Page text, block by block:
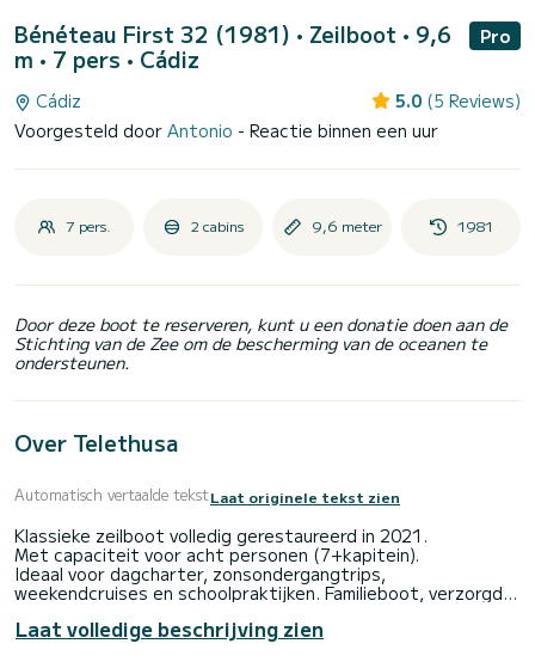
Bénéteau First 32 (1981) • Zeilboot • 9,6
m • 7 pers • Cádiz
Pro
Cádiz 5.0 (5 Reviews)
Voorgesteld door Antonio - Reactie binnen een uur
7 pers. 2 cabins 9,6 meter 1981
Door deze boot te reserveren, kunt u een donatie doen aan de
Stichting van de Zee om de bescherming van de oceanen te
ondersteunen.
Over Telethusa
Automatisch vertaalde tekstLaat originele tekst zien
Klassieke zeilboot volledig gerestaureerd in 2021.
Met capaciteit voor acht personen (7+kapitein).
Ideaal voor dagcharter, zonsondergangtrips,
weekendcruises en schoolpraktijken. Familieboot, verzorgd
van de stijl die hem legendarisch maakte, gericht op het
bieden van maximale veiligheid en comfort.
Laat volledige beschrijving zien